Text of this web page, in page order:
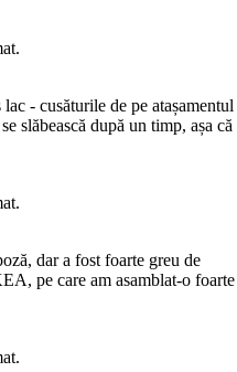
- cusăturile de pe atașamentul
slăbească după un timp, așa că
dar a fost foarte greu de
pe care am asamblat-o foarte